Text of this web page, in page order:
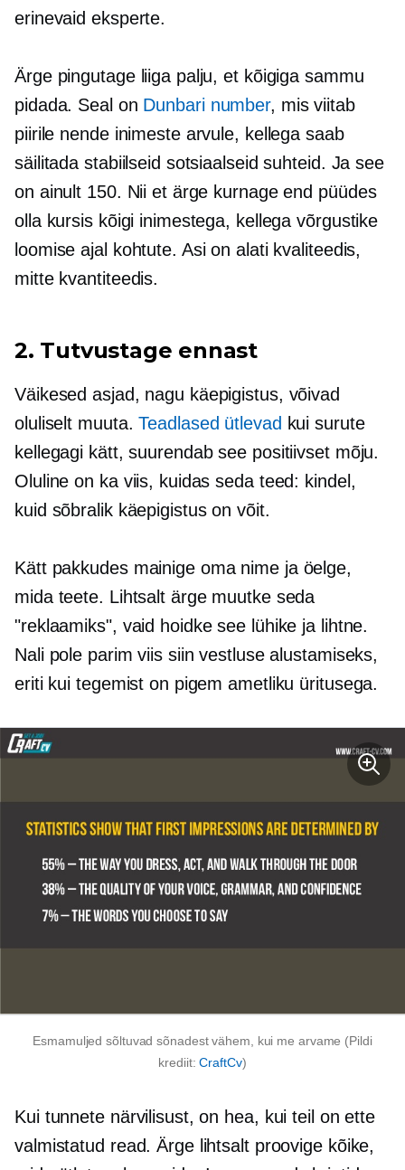
erinevaid eksperte.
Ärge pingutage liiga palju, et kõigiga sammu
pidada. Seal on Dunbari number, mis viitab
piirile nende inimeste arvule, kellega saab
säilitada stabiilseid sotsiaalseid suhteid. Ja see
on ainult 150. Nii et ärge kurnage end püüdes
olla kursis kõigi inimestega, kellega võrgustike
loomise ajal kohtute. Asi on alati kvaliteedis,
mitte kvantiteedis.
2. Tutvustage ennast
Väikesed asjad, nagu käepigistus, võivad
oluliselt muuta.Teadlased ütlevad kui surute
kellegagi kätt, suurendab see positiivset mõju.
Oluline on ka viis, kuidas seda teed: kindel,
kuid sõbralik käepigistus on võit.
Kätt pakkudes mainige oma nime ja öelge,
mida teete. Lihtsalt ärge muutke seda
"reklaamiks", vaid hoidke see lühike ja lihtne.
Nali pole parim viis siin vestluse alustamiseks,
eriti kui tegemist on pigem ametliku üritusega.
Esmamuljed sõltuvad sõnadest vähem, kui me arvame (Pildi
krediit:CraftCv)
Kui tunnete närvilisust, on hea, kui teil on ette
valmistatud read. Ärge lihtsalt proovige kõike,